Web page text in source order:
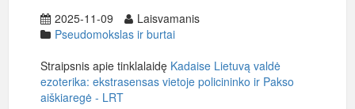
2025-11-09
Laisvamanis
Pseudomokslas ir burtai
Straipsnis apie tinklalaidę Kadaise Lietuvą valdė
ezoterika: ekstrasensas vietoje policininko ir Pakso
aiškiaregė - LRT